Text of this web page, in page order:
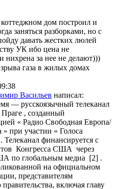
дом построил и
заняться разборками, но с
давать жестких люлей
УК ибо цена не
нихрена за нее не делают)))
газа в жилых домах
Васильев написал:
— русскоязычный телеканал
, созданный
« Радио Свободная Европа/
при участии « Голоса
финансируется с
Конгресса США через
по глобальным медиа [2] .
на официальном
представителям
включая главу